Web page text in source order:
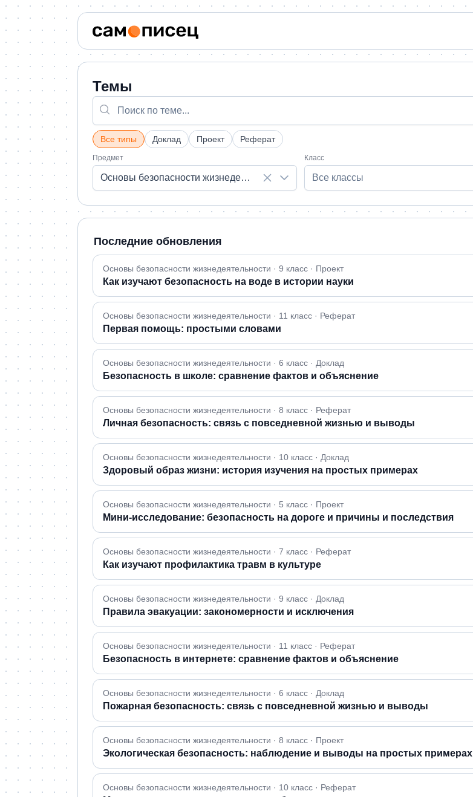
Темы
Все типы Доклад Проект Реферат
Предмет
Основы безопасности жизнедеятельности
Класс
Все классы
Последние обновления
Основы безопасности жизнедеятельности · 9 класс · Проект
Как изучают безопасность на воде в истории науки
Основы безопасности жизнедеятельности · 11 класс · Реферат
Первая помощь: простыми словами
Основы безопасности жизнедеятельности · 6 класс · Доклад
Безопасность в школе: сравнение фактов и объяснение
Основы безопасности жизнедеятельности · 8 класс · Реферат
Личная безопасность: связь с повседневной жизнью и выводы
Основы безопасности жизнедеятельности · 10 класс · Доклад
Здоровый образ жизни: история изучения на простых примерах
Основы безопасности жизнедеятельности · 5 класс · Проект
Мини-исследование: безопасность на дороге и причины и последствия
Основы безопасности жизнедеятельности · 7 класс · Реферат
Как изучают профилактика травм в культуре
Основы безопасности жизнедеятельности · 9 класс · Доклад
Правила эвакуации: закономерности и исключения
Основы безопасности жизнедеятельности · 11 класс · Реферат
Безопасность в интернете: сравнение фактов и объяснение
Основы безопасности жизнедеятельности · 6 класс · Доклад
Пожарная безопасность: связь с повседневной жизнью и выводы
Основы безопасности жизнедеятельности · 8 класс · Проект
Экологическая безопасность: наблюдение и выводы на простых примерах
Основы безопасности жизнедеятельности · 10 класс · Реферат